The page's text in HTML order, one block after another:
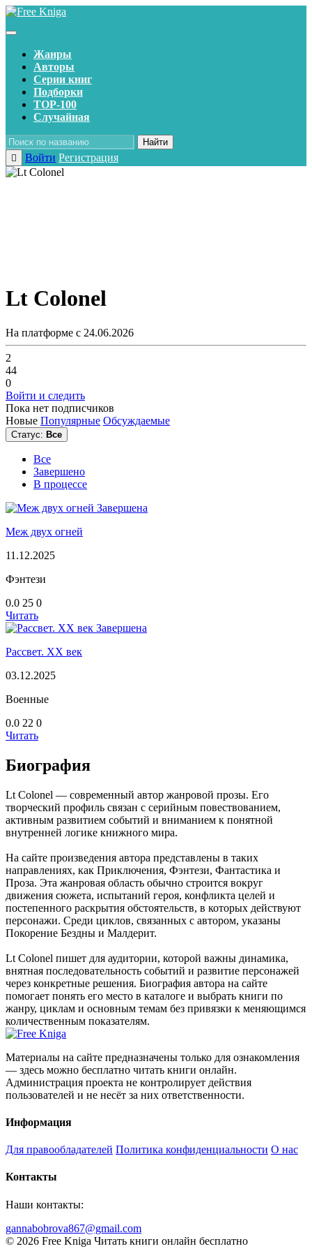
Жанры
Авторы
Серии книг
Подборки
TOP-100
Случайная
Найти
Войти Регистрация
Lt Colonel
На платформе с 24.06.2026
2
44
0
Войти и следить
Пока нет подписчиков
Новые Популярные Обсуждаемые
Статус: Все
Все
Завершено
В процессе
Завершена
Меж двух огней
11.12.2025
Фэнтези
0.0 25 0
Читать
Завершена
Рассвет. XX век
03.12.2025
Военные
0.0 22 0
Читать
Биография
Lt Colonel — современный автор жанровой прозы. Его
творческий профиль связан с серийным повествованием,
активным развитием событий и вниманием к понятной
внутренней логике книжного мира.
На сайте произведения автора представлены в таких
направлениях, как Приключения, Фэнтези, Фантастика и
Проза. Эта жанровая область обычно строится вокруг
движения сюжета, испытаний героя, конфликта целей и
постепенного раскрытия обстоятельств, в которых действуют
персонажи. Среди циклов, связанных с автором, указаны
Покорение Бездны и Малдерит.
Lt Colonel пишет для аудитории, которой важны динамика,
внятная последовательность событий и развитие персонажей
через конкретные решения. Биография автора на сайте
помогает понять его место в каталоге и выбрать книги по
жанру, циклам и основным темам без привязки к меняющимся
количественным показателям.
Материалы на сайте предназначены только для ознакомления
— здесь можно бесплатно читать книги онлайн.
Администрация проекта не контролирует действия
пользователей и не несёт за них ответственности.
Информация
Для правообладателей Политика конфиденциальности О нас
Контакты
Наши контакты:
gannabobrova867@gmail.com
© 2026 Free Kniga Читать книги онлайн бесплатно